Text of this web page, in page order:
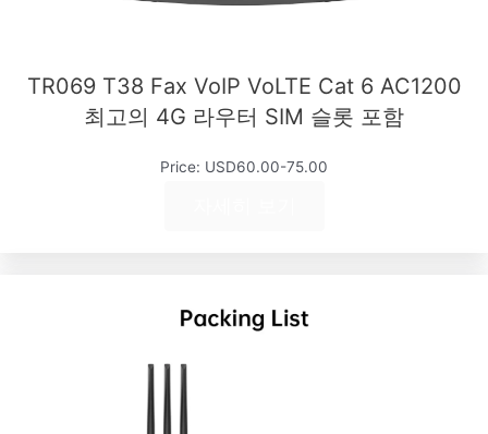
TR069 T38 Fax VoIP VoLTE Cat 6 AC1200
최고의 4G 라우터 SIM 슬롯 포함
Price: USD60.00-75.00